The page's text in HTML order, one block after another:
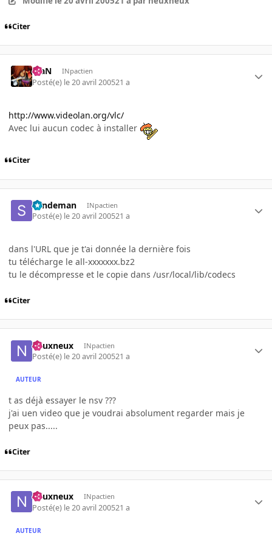
Citer
KiaN INpactien
Posté(e) le 20 avril 200521 a
http://www.videolan.org/vlc/
Avec lui aucun codec à installer
Citer
Sandeman INpactien
Posté(e) le 20 avril 200521 a
dans l'URL que je t'ai donnée la dernière fois
tu télécharge le all-xxxxxxx.bz2
tu le décompresse et le copie dans /usr/local/lib/codecs
Citer
neuxneux INpactien
Posté(e) le 20 avril 200521 a
AUTEUR
t as déjà essayer le nsv ???
j'ai uen video que je voudrai absolument regarder mais je
peux pas.....
Citer
neuxneux INpactien
Posté(e) le 20 avril 200521 a
AUTEUR